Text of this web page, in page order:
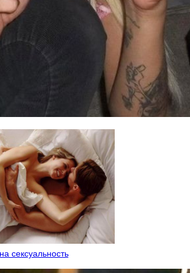
сексуальность